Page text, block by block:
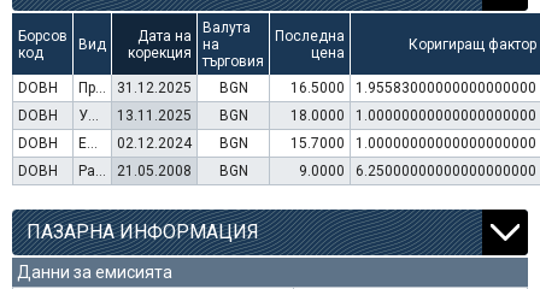
Борсов
код
Вид
Дата на
корекция
Валута
на
търговия
Последна
цена
Коригиращ фактор
DOBH Преминаване към търговия в Евро 31.12.2025 BGN 16.5000
1.95583000000000000000
DOBH
Увеличение на капитал (упражняване на варанти) 13.11.2025 BGN 18.0000
1.00000000000000000000
DOBH
Емисия варанти 02.12.2024 BGN 15.7000
1.00000000000000000000
DOBH
Раздаване на дивидент 21.05.2008 BGN 9.0000 6.25000000000000000000
ПАЗАРНА ИНФОРМАЦИЯ
Данни за емисията